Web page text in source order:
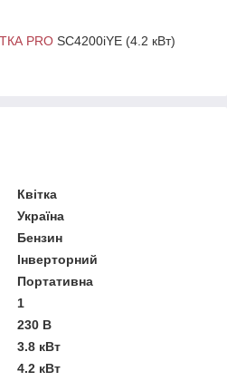
PRO SC4200iYE (4.2 кВт)
Квітка
Україна
Бензин
Інверторний
Портативна
1
230 В
3.8 кВт
4.2 кВт